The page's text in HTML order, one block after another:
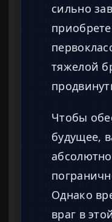
сильно
тяжелой
Чтобы
будущее,
Однако
враг в